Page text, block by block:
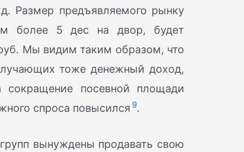
Размер предъявляемого рынку
более 5 дес на двор, будет
Мы видим таким образом, что
тоже денежный доход,
посевной площади
спроса повысился 9.
вынуждены продавать свою